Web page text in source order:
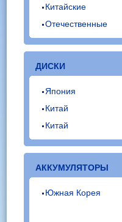
Китайские
Отечественные
ДИСКИ
Япония
Китай
Китай
АККУМУЛЯТОРЫ
Южная Корея